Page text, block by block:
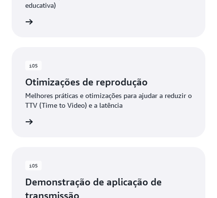
educativa)
iOS
Otimizações de reprodução
Melhores práticas e otimizações para ajudar a reduzir o
TTV (Time to Video) e a latência
iOS
Demonstração de aplicação de
transmissão